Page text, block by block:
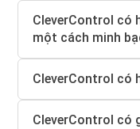
CleverControl có
một cách minh
CleverControl có
CleverControl có